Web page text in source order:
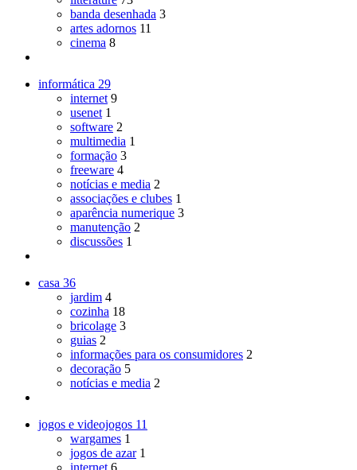
banda desenhada 3
artes adornos 11
cinema 8
informática 29
internet 9
usenet 1
software 2
multimedia 1
formação 3
freeware 4
notícias e media 2
associações e clubes 1
aparência numerique 3
manutenção 2
discussões 1
casa 36
jardim 4
cozinha 18
bricolage 3
guias 2
informações para os consumidores 2
decoração 5
notícias e media 2
jogos e videojogos 11
wargames 1
jogos de azar 1